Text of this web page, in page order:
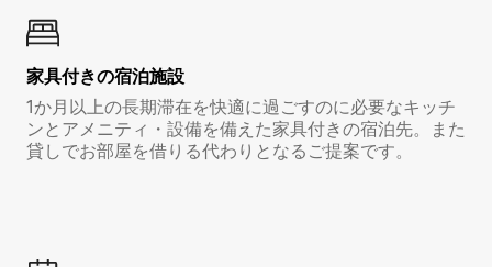
家具付き⁠の宿⁠泊⁠施⁠設
1か月以上の長期滞在を快適に過ごすのに必要なキッチ
ンとアメニティ・設備を備えた家具付きの宿泊先。また
貸しでお部屋を借りる代わりとなるご提案です。